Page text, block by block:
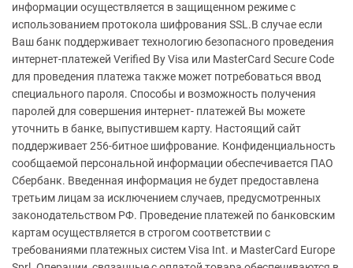
информации осуществляется в защищенном режиме с
использованием протокола шифрования SSL.В случае если
Ваш банк поддерживает технологию безопасного проведения
интернет-платежей Verified By Visa или MasterCard Secure Code
для проведения платежа также может потребоваться ввод
специального пароля. Способы и возможность получения
паролей для совершения интернет- платежей Вы можете
уточнить в банке, выпустившем карту. Настоящий сайт
поддерживает 256-битное шифрование. Конфиденциальность
сообщаемой персональной информации обеспечивается ПАО
Сбербанк. Введенная информация не будет предоставлена
третьим лицам за исключением случаев, предусмотренных
законодательством РФ. Проведение платежей по банковским
картам осуществляется в строгом соответствии с
требованиями платежных систем Visa Int. и MasterCard Europe